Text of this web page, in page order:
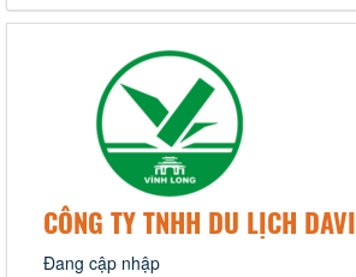
CÔNG TY TNHH DU LỊCH DAVI
Đang cập nhập